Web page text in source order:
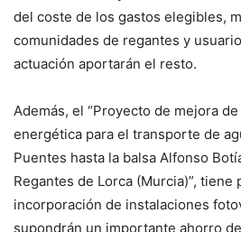
del coste de los gastos elegibles,
comunidades de regantes y
actuación aportarán el resto.
Además, el “Proyecto de mejora
energética para el transporte de
Puentes hasta la balsa Alfonso
Regantes de Lorca (Murcia)”, tiene
incorporación de instalaciones
supondrán un importante ahorro